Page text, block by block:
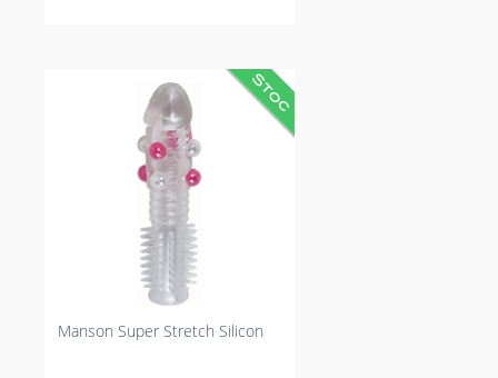
Manson Super Stretch Silicon
Manson flexibil din silicon pentru
amplificarea stimulării vaginale și
control asupra duratei actului.
Ponderează senzația pentru
prolongația penetrării și crește
raportul prin bile și striații. Se
potrivește pe penis sau
vibratoare pentru senzații noi
lipsit de compromisuri de
certitudine (fără ftalați).